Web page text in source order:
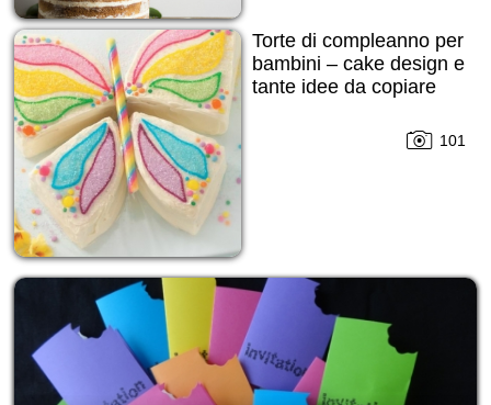
Torte di compleanno per
bambini – cake design e
tante idee da copiare
101